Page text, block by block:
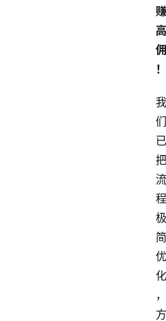
赚
高
佣
！
我
们
已
把
流
程
极
简
优
化
，
方